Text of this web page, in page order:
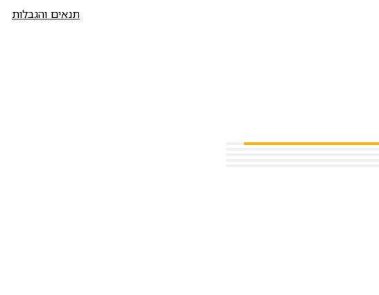
תנאים והגבלות